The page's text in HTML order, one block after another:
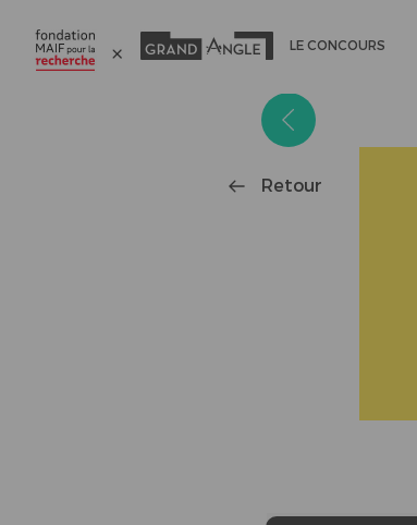
LE CONCOURS
Retour
Panneau de gestion des cookies